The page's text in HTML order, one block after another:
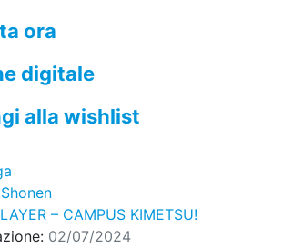
ora
digitale
alla wishlist
Shonen
– CAMPUS KIMETSU!
02/07/2024